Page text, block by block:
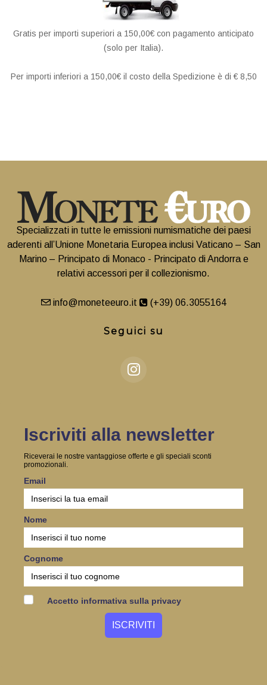
Gratis per importi superiori a 150,00€ con pagamento anticipato
(solo per Italia).
Per importi inferiori a 150,00€ il costo della Spedizione è di € 8,50
Specializzati in tutte le emissioni numismatiche dei paesi
aderenti all’Unione Monetaria Europea inclusi Vaticano – San
Marino – Principato di Monaco - Principato di Andorra e
relativi accessori per il collezionismo.
info@moneteeuro.it (+39) 06.3055164
Seguici su
Iscriviti alla newsletter
Riceverai le nostre vantaggiose offerte e gli speciali sconti
promozionali.
Email
Nome
Cognome
Accetto informativa sulla privacy